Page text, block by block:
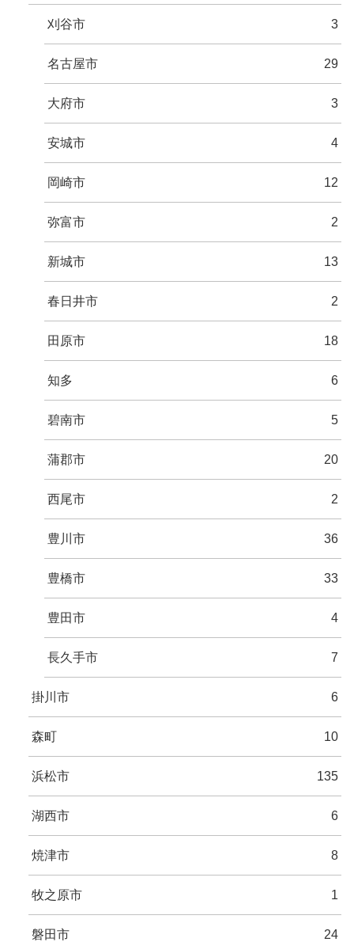
刈谷市 3
名古屋市 29
大府市 3
安城市 4
岡崎市 12
弥富市 2
新城市 13
春日井市 2
田原市 18
知多 6
碧南市 5
蒲郡市 20
西尾市 2
豊川市 36
豊橋市 33
豊田市 4
長久手市 7
掛川市 6
森町 10
浜松市 135
湖西市 6
焼津市 8
牧之原市 1
磐田市 24